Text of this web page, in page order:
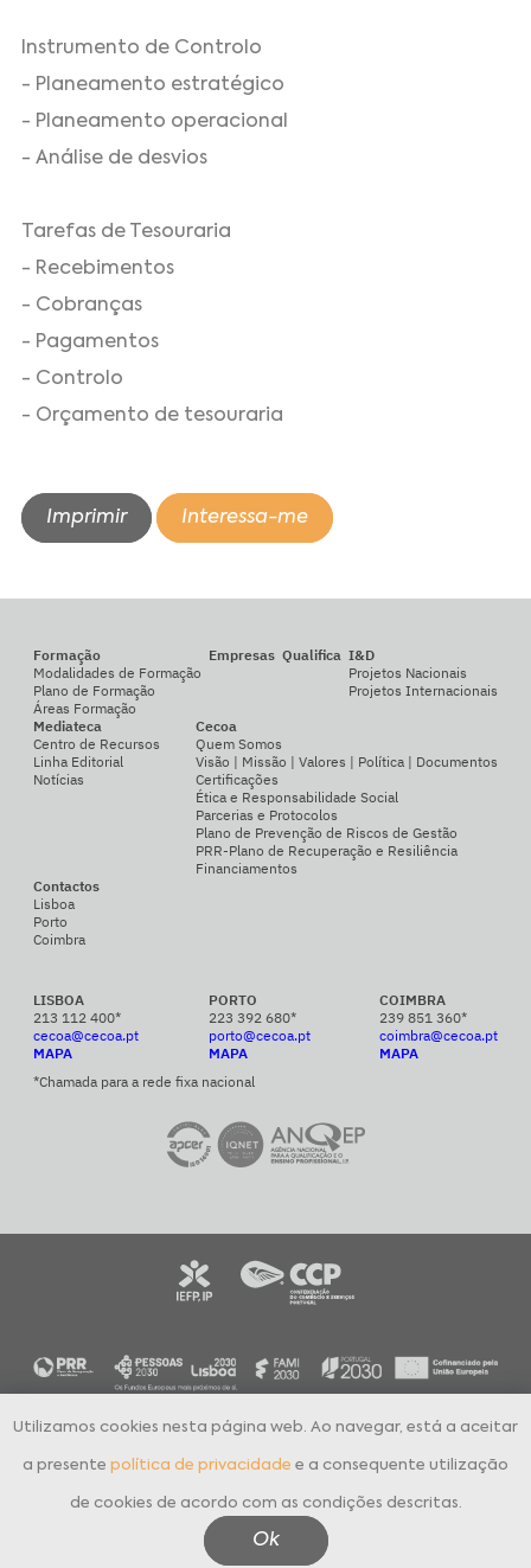
Instrumento de Controlo
- Planeamento estratégico
- Planeamento operacional
- Análise de desvios
Tarefas de Tesouraria
- Recebimentos
- Cobranças
- Pagamentos
- Controlo
- Orçamento de tesouraria
Imprimir Interessa-me
Formação
Modalidades de Formação
Plano de Formação
Áreas Formação
Empresas Qualifica I&D
Projetos Nacionais
Projetos Internacionais
Mediateca
Centro de Recursos
Linha Editorial
Notícias
Cecoa
Quem Somos
Visão | Missão | Valores | Política | Documentos
Certificações
Ética e Responsabilidade Social
Parcerias e Protocolos
Plano de Prevenção de Riscos de Gestão
PRR-Plano de Recuperação e Resiliência
Financiamentos
Contactos
Lisboa
Porto
Coimbra
LISBOA
213 112 400*
cecoa@cecoa.pt
MAPA
PORTO
223 392 680*
porto@cecoa.pt
MAPA
COIMBRA
239 851 360*
coimbra@cecoa.pt
MAPA
*Chamada para a rede fixa nacional
Utilizamos cookies nesta página web. Ao navegar, está a aceitar
a presente política de privacidade e a consequente utilização
de cookies de acordo com as condições descritas.
Ok
Todos os direitos reservados